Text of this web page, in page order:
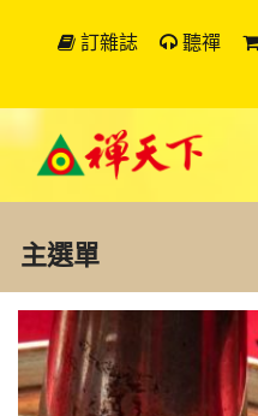
訂雜誌 聽禪
主選單